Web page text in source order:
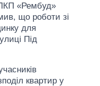
«Рембуд»
що роботи зі
для
Під
квартир у